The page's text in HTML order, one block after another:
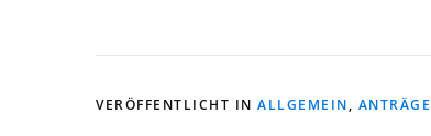
VERÖFFENTLICHT IN ALLGEMEIN,